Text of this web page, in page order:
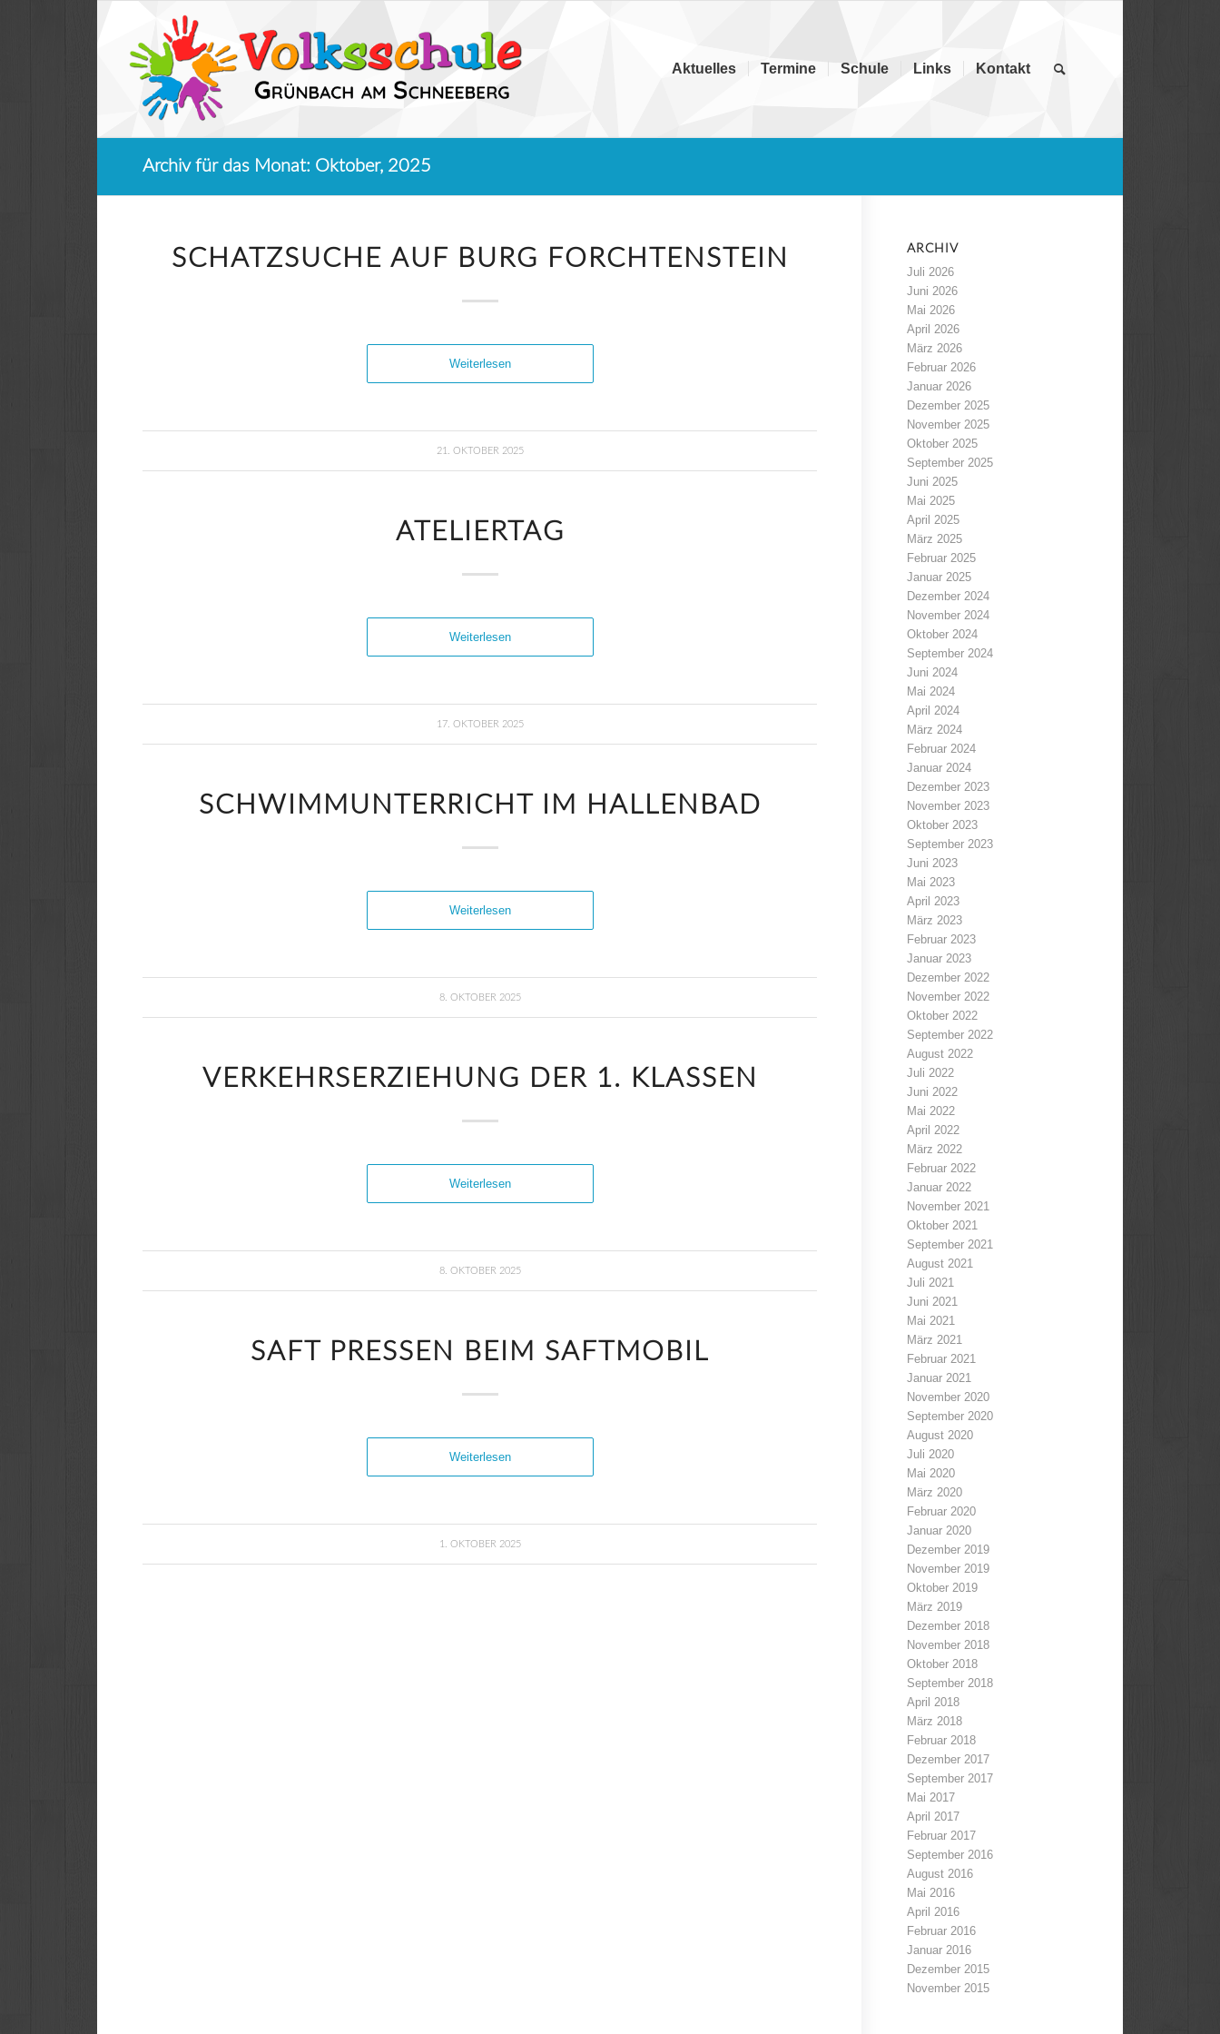
Aktuelles Termine Schule Links Kontakt
Archiv für das Monat: Oktober, 2025
SCHATZSUCHE AUF BURG FORCHTENSTEIN
Weiterlesen
21. OKTOBER 2025
ATELIERTAG
Weiterlesen
17. OKTOBER 2025
SCHWIMMUNTERRICHT IM HALLENBAD
Weiterlesen
8. OKTOBER 2025
VERKEHRSERZIEHUNG DER 1. KLASSEN
Weiterlesen
8. OKTOBER 2025
SAFT PRESSEN BEIM SAFTMOBIL
Weiterlesen
1. OKTOBER 2025
ARCHIV
Juli 2026
Juni 2026
Mai 2026
April 2026
März 2026
Februar 2026
Januar 2026
Dezember 2025
November 2025
Oktober 2025
September 2025
Juni 2025
Mai 2025
April 2025
März 2025
Februar 2025
Januar 2025
Dezember 2024
November 2024
Oktober 2024
September 2024
Juni 2024
Mai 2024
April 2024
März 2024
Februar 2024
Januar 2024
Dezember 2023
November 2023
Oktober 2023
September 2023
Juni 2023
Mai 2023
April 2023
März 2023
Februar 2023
Januar 2023
Dezember 2022
November 2022
Oktober 2022
September 2022
August 2022
Juli 2022
Juni 2022
Mai 2022
April 2022
März 2022
Februar 2022
Januar 2022
November 2021
Oktober 2021
September 2021
August 2021
Juli 2021
Juni 2021
Mai 2021
März 2021
Februar 2021
Januar 2021
November 2020
September 2020
August 2020
Juli 2020
Mai 2020
März 2020
Februar 2020
Januar 2020
Dezember 2019
November 2019
Oktober 2019
März 2019
Dezember 2018
November 2018
Oktober 2018
September 2018
April 2018
März 2018
Februar 2018
Dezember 2017
September 2017
Mai 2017
April 2017
Februar 2017
September 2016
August 2016
Mai 2016
April 2016
Februar 2016
Januar 2016
Dezember 2015
November 2015